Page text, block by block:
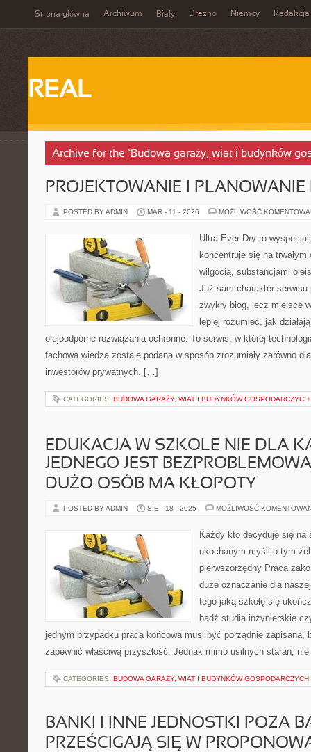
Strona główna Archiwum Biały Drezno Niemcy Redakcja
REAL
Archive for the ‘Budowa garaży, wiat i budynków
PROJEKTOWANIE I PLANOWANIE
POSTED BY ADMIN MAR - 11 - 2026 MOŻLIWOŚĆ
Ultra-Ever Dry to
koncentruje się na trwałym
wilgocią, substancjami
Już sam charakter
zwykły blog, lecz miejsce
lepiej rozumieć, jak
olejoodporne rozwiązania ochronne. To serwis, w której
fachowa wiedza zostaje podana w sposób zrozumiały zarówno
inwestorów prywatnych. […]
CATEGORIES: BUDOWA GARAŻY, WIAT I BUDYNKÓW GOSPODARCZYCH
EDUKACJA W SZKOLE NIE DLA
JEDNEGO JEST
DUŻO OSÓB MA KŁOPOTY
POSTED BY ADMIN SIE - 18 - 2025 MOŻLIWOŚĆ
Każdy kto decyduje się
ukochanym myśli o tym
pierwszorzędny Praca
duże oznaczanie dla
tego jaką szkołę się
bądź studia inżynierskie
jednym przypadku praca końcowa musi być porządnie zapisana,
zapewnić właściwą przyszłość. Jednak mimo usilnych starań,
CATEGORIES: BUDOWA GARAŻY, WIAT I BUDYNKÓW GOSPODARCZYCH
BANKI I INNE JEDNOSTKI POZA
PRZEŚCIGAJĄ SIĘ W